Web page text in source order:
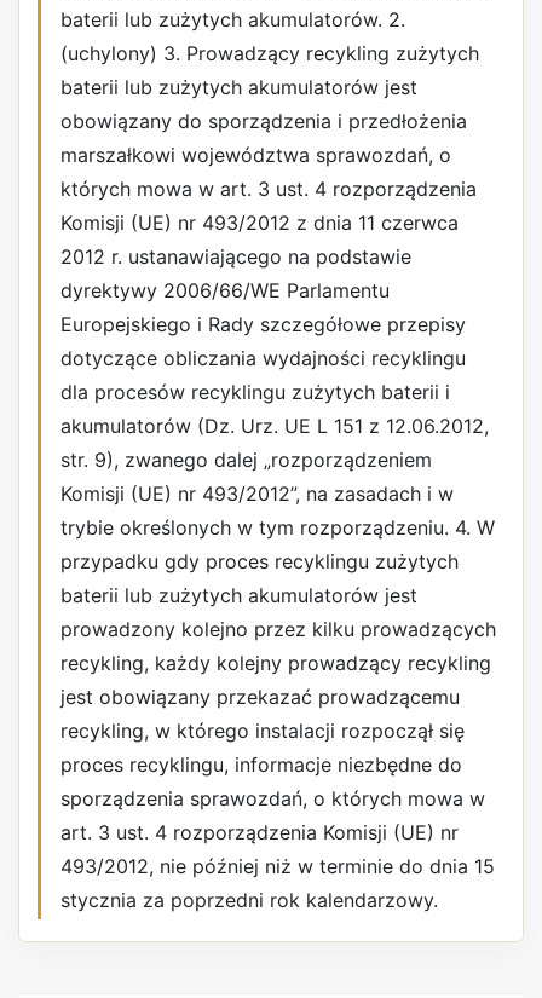
baterii lub zużytych akumulatorów. 2.
(uchylony) 3. Prowadzący recykling zużytych
baterii lub zużytych akumulatorów jest
obowiązany do sporządzenia i przedłożenia
marszałkowi województwa sprawozdań, o
których mowa w art. 3 ust. 4 rozporządzenia
Komisji (UE) nr 493/2012 z dnia 11 czerwca
2012 r. ustanawiającego na podstawie
dyrektywy 2006/66/WE Parlamentu
Europejskiego i Rady szczegółowe przepisy
dotyczące obliczania wydajności recyklingu
dla procesów recyklingu zużytych baterii i
akumulatorów (Dz. Urz. UE L 151 z 12.06.2012,
str. 9), zwanego dalej „rozporządzeniem
Komisji (UE) nr 493/2012”, na zasadach i w
trybie określonych w tym rozporządzeniu. 4. W
przypadku gdy proces recyklingu zużytych
baterii lub zużytych akumulatorów jest
prowadzony kolejno przez kilku prowadzących
recykling, każdy kolejny prowadzący recykling
jest obowiązany przekazać prowadzącemu
recykling, w którego instalacji rozpoczął się
proces recyklingu, informacje niezbędne do
sporządzenia sprawozdań, o których mowa w
art. 3 ust. 4 rozporządzenia Komisji (UE) nr
493/2012, nie później niż w terminie do dnia 15
stycznia za poprzedni rok kalendarzowy.